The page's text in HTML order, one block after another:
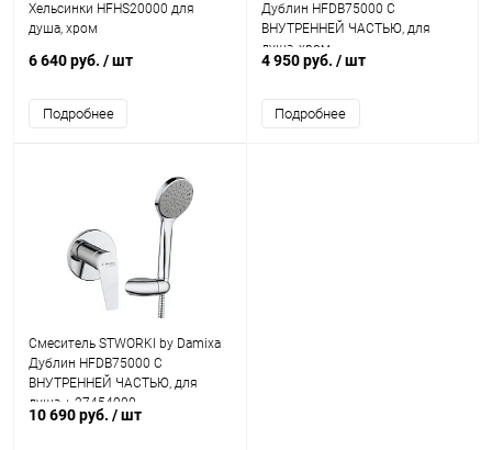
Хельсинки HFHS20000 для
душа, хром
6 640 руб. / шт
Подробнее
Дублин HFDB75000 C
ВНУТРЕННЕЙ ЧАСТЬЮ, для
душа, хром
4 950 руб. / шт
Подробнее
Смеситель STWORKI by Damixa
Дублин HFDB75000 С
ВНУТРЕННЕЙ ЧАСТЬЮ, для
душа + 27454000
10 690 руб. / шт